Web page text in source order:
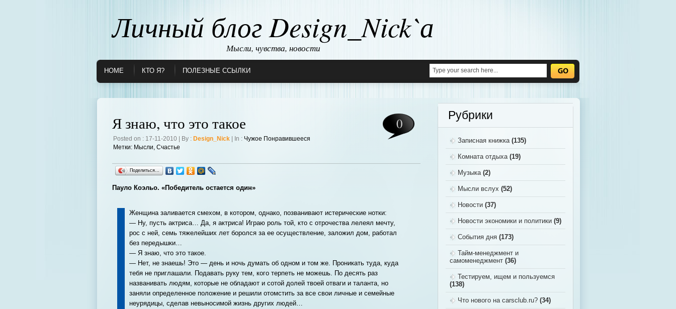
Личный блог Design_Nick`а
Мысли, чувства, новости
HOME КТО Я? ПОЛЕЗНЫЕ ССЫЛКИ
Я знаю, что это такое
Posted on : 17-11-2010 | By : Design_Nick | In : Чужое Понравившееся
Метки: Мысли, Счастье
0
Поделиться…
Пауло Коэльо. «Победитель остается один»
Женщина заливается смехом, в котором, однако, позванивают истерические нотки:
— Ну, пусть актриса… Да, я актриса! Играю роль той, кто с отрочества лелеял мечту,
рос с ней, семь тяжелейших лет боролся за ее осуществление, заложил дом, работал
без передышки…
— Я знаю, что это такое.
— Нет, не знаешь! Это — день и ночь думать об одном и том же. Проникать туда, куда
тебя не приглашали. Подавать руку тем, кого терпеть не можешь. По десять раз
названивать людям, которые не обладают и сотой долей твоей отваги и таланта, но
заняли определенное положение и решили отомстить за все свои личные и семейные
неурядицы, сделав невыносимой жизнь других людей…
Рубрики
Записная книжка(135)
Комната отдыха(19)
Музыка(2)
Мысли вслух (52)
Новости (37)
Новости экономики и политики (9)
События дня (173)
Тайм-менеджмент и
самоменеджмент (36)
Тестируем, ищем и пользуемся
(138)
Что нового на carsclub.ru? (34)